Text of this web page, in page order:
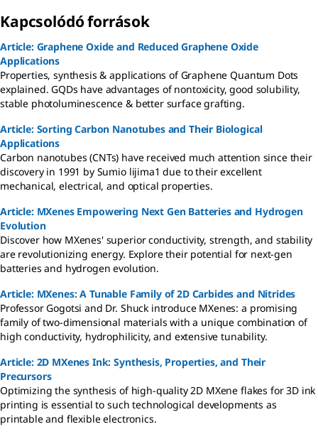
Kapcsolódó források
Article: Graphene Oxide and Reduced Graphene Oxide
Applications
Properties, synthesis & applications of Graphene Quantum Dots
explained. GQDs have advantages of nontoxicity, good solubility,
stable photoluminescence & better surface grafting.
Article: Sorting Carbon Nanotubes and Their Biological
Applications
Carbon nanotubes (CNTs) have received much attention since their
discovery in 1991 by Sumio lijima1 due to their excellent
mechanical, electrical, and optical properties.
Article: MXenes Empowering Next Gen Batteries and Hydrogen
Evolution
Discover how MXenes' superior conductivity, strength, and stability
are revolutionizing energy. Explore their potential for next-gen
batteries and hydrogen evolution.
Article: MXenes: A Tunable Family of 2D Carbides and Nitrides
Professor Gogotsi and Dr. Shuck introduce MXenes: a promising
family of two-dimensional materials with a unique combination of
high conductivity, hydrophilicity, and extensive tunability.
Article: 2D MXenes Ink: Synthesis, Properties, and Their
Precursors
Optimizing the synthesis of high-quality 2D MXene flakes for 3D ink
printing is essential to such technological developments as
printable and flexible electronics.